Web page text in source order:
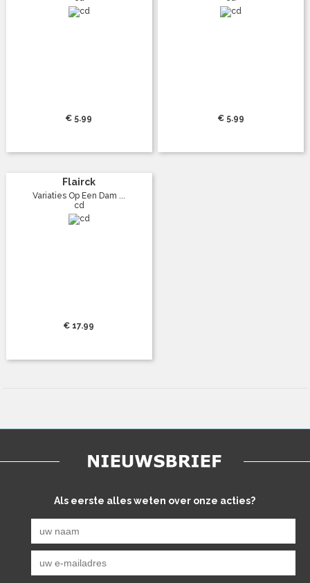
€ 5.99 € 5.99
Flairck
Variaties Op Een Dam ...
cd
€ 17.99
Als eerste alles weten over onze acties?